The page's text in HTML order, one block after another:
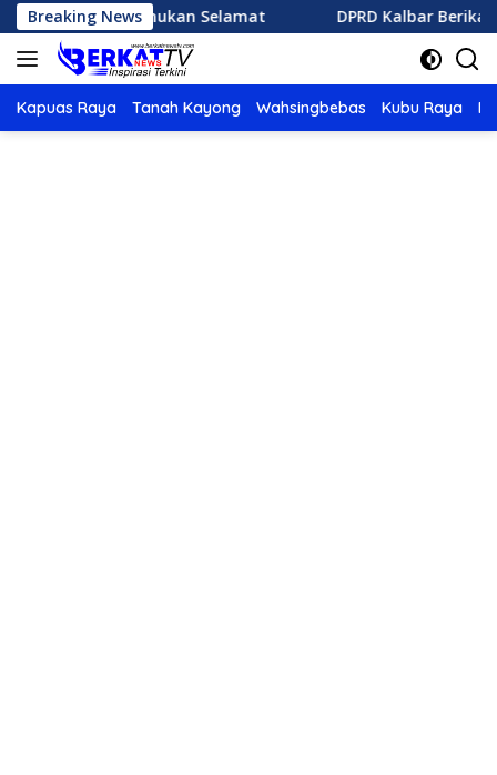
Langsung
ke
konten
Breaking News
Ditemukan Selamat DPRD Kalbar Berikan Catatan
Kapuas Raya Tanah Kayong Wahsingbebas Kubu Raya